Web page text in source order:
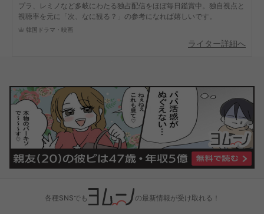
プラ、レミノなど多岐にわたる独占配信をほぼ毎日鑑賞中。独自視点と
視聴率を元に「次、なに観る？」の参考になれば嬉しいです。
韓国ドラマ・映画
ライター詳細へ
各種SNSでも の最新情報が受け取れる！